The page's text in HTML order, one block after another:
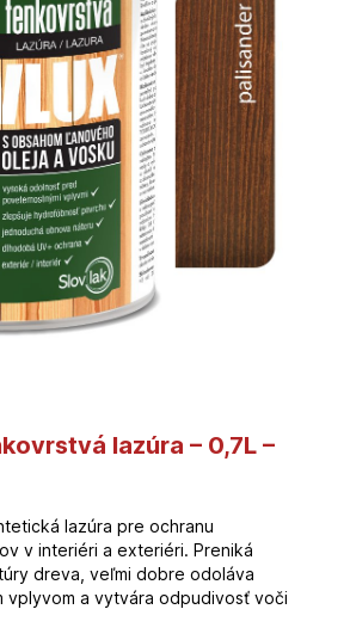
lazúra – 0,7L –
lazúra pre ochranu
v interiéri a exteriéri. Preniká
dreva, veľmi dobre odoláva
vplyvom a vytvára odpudivosť voči